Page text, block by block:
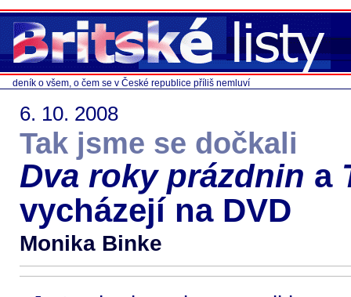
deník o všem, o čem se v České republice příliš nemluví
6. 10. 2008
Tak jsme se dočkali
Dva roky prázdnin a
vycházejí na DVD
Monika Binke